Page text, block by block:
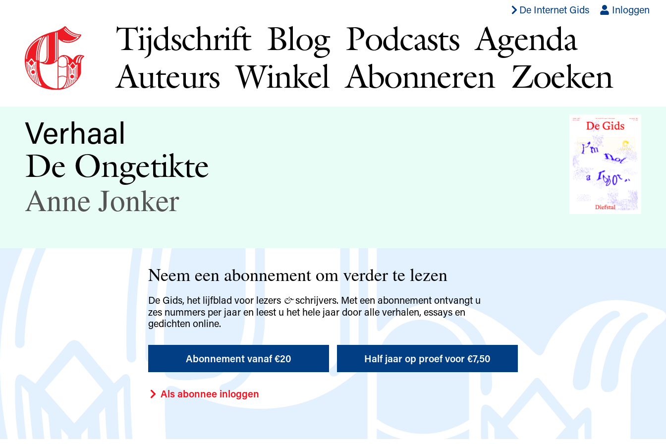
De Internet Gids Inloggen
Tijdschrift Blog Podcasts Agenda
Auteurs Winkel Abonneren Zoeken
Verhaal
De Ongetikte
Anne Jonker
Neem een abonnement om verder te lezen
De Gids, het lijfblad voor lezers &schrijvers. Met een abonnement ontvangt u
zes nummers per jaar en leest u het hele jaar door alle verhalen, essays en
gedichten online.
Abonnement vanaf €20 Half jaar op proef voor €7,50
Als abonnee inloggen